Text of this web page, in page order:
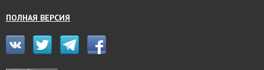
ПОЛНАЯ ВЕРСИЯ